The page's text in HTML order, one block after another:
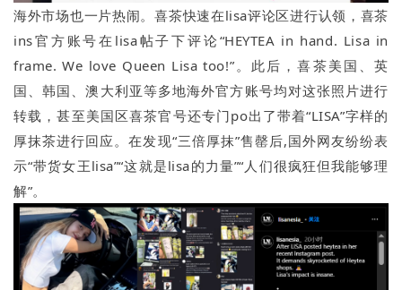
海外市场也一片热闹。喜茶快速在lisa评论区进行认领，喜茶
ins官方账号在lisa帖子下评论“HEYTEA in hand. Lisa in
frame. We love Queen Lisa too!”。此后，喜茶美国、英
国、韩国、澳大利亚等多地海外官方账号均对这张照片进行
转载，甚至美国区喜茶官号还专门po出了带着“LISA”字样的
厚抹茶进行回应。在发现“三倍厚抹”售罄后,国外网友纷纷表
示“带货女王lisa”“这就是lisa的力量”“人们很疯狂但我能够理
解”。